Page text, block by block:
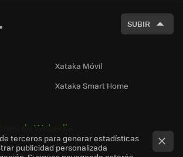
SUBIR
Xataka Móvil
Xataka Smart Home
de Webedia
terceros para generar estadísticas
publicidad personalizada